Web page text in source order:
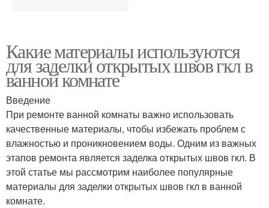
Какие материалы используются
для заделки открытых швов гкл в
ванной комнате
Введение
При ремонте ванной комнаты важно использовать
качественные материалы, чтобы избежать проблем с
влажностью и проникновением воды. Одним из важных
этапов ремонта является заделка открытых швов гкл. В
этой статье мы рассмотрим наиболее популярные
материалы для заделки открытых швов гкл в ванной
комнате.